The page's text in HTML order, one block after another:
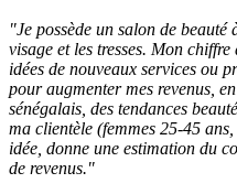
"Je possède un salon de
visage et les tresses. Mon
idées de nouveaux services ou
pour augmenter mes revenus,
sénégalais, des tendances
ma clientèle (femmes 25-45
idée, donne une estimation du
de revenus."